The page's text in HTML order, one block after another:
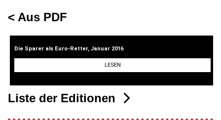
< Aus PDF
Die Sparer als Euro-Retter, Januar 2016
LESEN
Liste der Editionen